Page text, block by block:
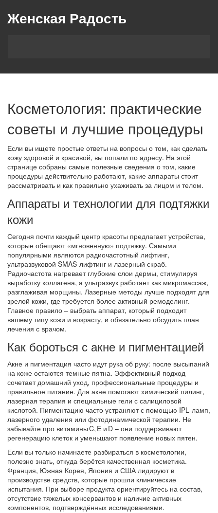
Женская Радость
Косметология: практические
советы и лучшие процедуры
Если вы ищете простые ответы на вопросы о том, как сделать
кожу здоровой и красивой, вы попали по адресу. На этой
странице собраны самые полезные сведения о том, какие
процедуры действительно работают, какие аппараты стоит
рассматривать и как правильно ухаживать за лицом и телом.
Аппараты и технологии для подтяжки
кожи
Сегодня почти каждый центр красоты предлагает устройства,
которые обещают «мгновенную» подтяжку. Самыми
популярными являются радиочастотный лифтинг,
ультразвуковой SMAS‑лифтинг и лазерный скраб.
Радиочастота нагревает глубокие слои дермы, стимулируя
выработку коллагена, а ультразвук работает как микромассаж,
разглаживая морщины. Лазерные методы лучше подходят для
зрелой кожи, где требуется более активный ремоделинг.
Главное правило – выбрать аппарат, который подходит
вашему типу кожи и возрасту, и обязательно обсудить план
лечения с врачом.
Как бороться с акне и пигментацией
Акне и пигментация часто идут рука об руку: после высыпаний
на коже остаются темные пятна. Эффективный подход
сочетает домашний уход, профессиональные процедуры и
правильное питание. Для акне помогают химический пилинг,
лазерная терапия и специальные гели с салициловой
кислотой. Пигментацию часто устраняют с помощью IPL‑ламп,
лазерного удаления или фотодинамической терапии. Не
забывайте про витамины C, E и D – они поддерживают
регенерацию клеток и уменьшают появление новых пятен.
Если вы только начинаете разбираться в косметологии,
полезно знать, откуда берётся качественная косметика.
Франция, Южная Корея, Япония и США лидируют в
производстве средств, которые прошли клинические
испытания. При выборе продукта ориентируйтесь на состав,
отсутствие тяжелых консервантов и наличие активных
компонентов, подтверждённых исследованиями.